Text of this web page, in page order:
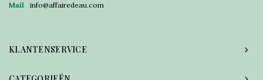
Mail
info@affairedeau.com
KLANTENSERVICE